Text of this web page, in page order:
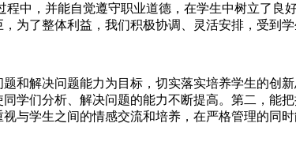
中，并能自觉遵守职业道德，在学生中树立了良
为了整体利益，我们积极协调、灵活安排，受到
和解决问题能力为目标，切实落实培养学生的创
学们分析、解决问题的能力不断提高。第二，能
与学生之间的情感交流和培养，在严格管理的同